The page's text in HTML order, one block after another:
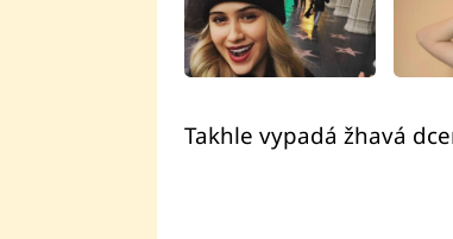
Takhle vypadá žhavá